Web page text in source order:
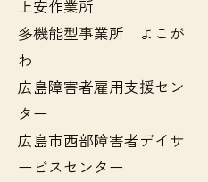
上安作業所
多機能型事業所 よこが
わ
広島障害者雇用支援セン
ター
広島市西部障害者デイサ
ービスセンター